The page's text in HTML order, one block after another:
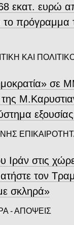
εκατ. ευρώ
πρόγραμμα
ΚΑΙ
σε
της
Ιράν στις
τον
σκληρά»
- ΑΠΟΨΕΙΣ